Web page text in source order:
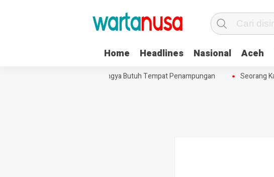
Home Headlines Nasional Aceh
di Aceh, 230 Etnis Rohingya Butuh Tempat Penampungan Seorang